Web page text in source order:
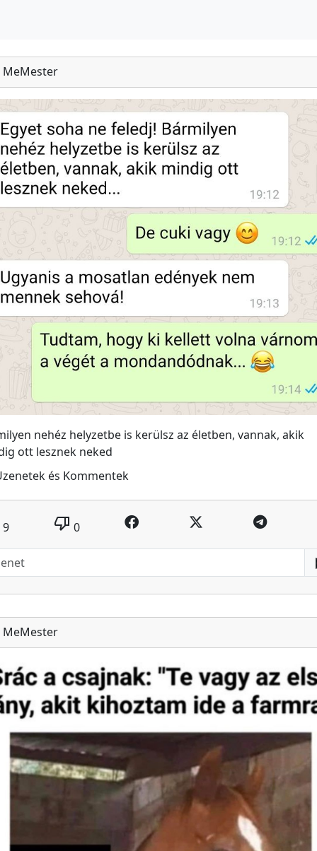
MeMester
nehéz helyzetbe is kerülsz az életben, vannak, akik
ott lesznek neked
és Kommentek
9 thumb_down 0
MeMester